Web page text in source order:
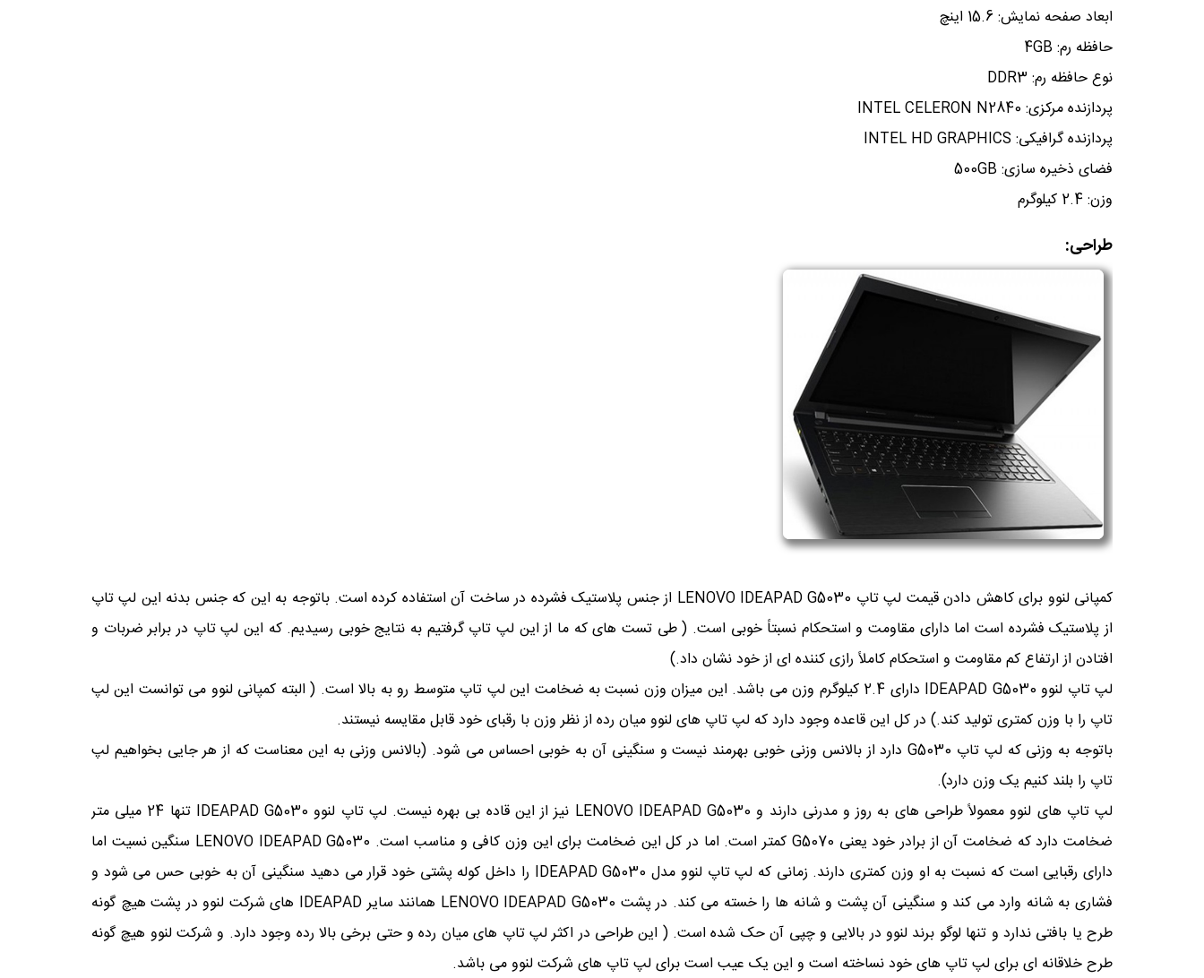
ابعاد صفحه نمایش: 15.6 اینچ
حافظه رم: 4GB
نوع حافظه رم: DDR3
پردازنده مرکزی: INTEL CELERON N2840
پردازنده گرافیکی: INTEL HD GRAPHICS
فضای ذخیره سازی: 500GB
وزن: 2.4 کیلوگرم
طراحی:
کمپانی لنوو برای کاهش دادن قیمت لپ تاپ LENOVO IDEAPAD G5030 از جنس پلاستیک فشرده در ساخت آن استفاده کرده است. باتوجه به این که جنس بدنه این لپ تاپ
از پلاستیک فشرده است اما دارای مقاومت و استحکام نسبتاً خوبی است. ( طی تست های که ما از این لپ تاپ گرفتیم به نتایج خوبی رسیدیم. که این لپ تاپ در برابر ضربات و
افتادن از ارتفاع کم مقاومت و استحکام کاملاً رازی کننده ای از خود نشان داد.)
لپ تاپ لنوو IDEAPAD G5030 دارای 2.4 کیلوگرم وزن می باشد. این میزان وزن نسبت به ضخامت این لپ تاپ متوسط رو به بالا است. ( البته کمپانی لنوو می توانست این لپ
تاپ را با وزن کمتری تولید کند.) در کل این قاعده وجود دارد که لپ تاپ های لنوو میان رده از نظر وزن با رقبای خود قابل مقایسه نیستند.
باتوجه به وزنی که لپ تاپ G5030 دارد از بالانس وزنی خوبی بهرمند نیست و سنگینی آن به خوبی احساس می شود. (بالانس وزنی به این معناست که از هر جایی بخواهیم لپ
تاپ را بلند کنیم یک وزن دارد).
لپ تاپ های لنوو معمولاً طراحی های به روز و مدرنی دارند و LENOVO IDEAPAD G5030 نیز از این قاده بی بهره نیست. لپ تاپ لنوو IDEAPAD G5030 تنها 24 میلی متر
ضخامت دارد که ضخامت آن از برادر خود یعنی G5070 کمتر است. اما در کل این ضخامت برای این وزن کافی و مناسب است. LENOVO IDEAPAD G5030 سنگین نسیت اما
دارای رقبایی است که نسبت به او وزن کمتری دارند. زمانی که لپ تاپ لنوو مدل IDEAPAD G5030 را داخل کوله پشتی خود قرار می دهید سنگینی آن به خوبی حس می شود و
فشاری به شانه وارد می کند و سنگینی آن پشت و شانه ها را خسته می کند. در پشت LENOVO IDEAPAD G5030 همانند سایر IDEAPAD های شرکت لنوو در پشت هیچ گونه
طرح یا بافتی ندارد و تنها لوگو برند لنوو در بالایی و چپی آن حک شده است. ( این طراحی در اکثر لپ تاپ های میان رده و حتی برخی بالا رده وجود دارد. و شرکت لنوو هیچ گونه
طرح خلاقانه ای برای لپ تاپ های خود نساخته است و این یک عیب است برای لپ تاپ های شرکت لنوو می باشد.